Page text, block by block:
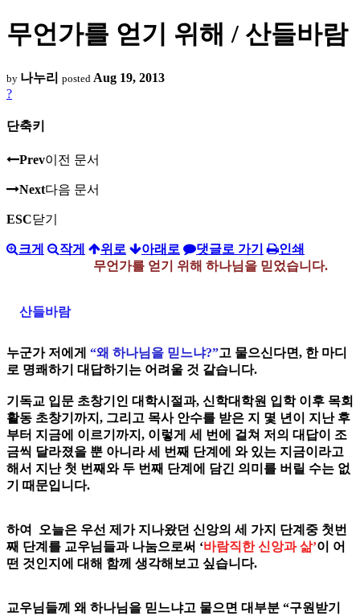
무언가를 얻기 위해 / 산들바람
by 나누리 posted Aug 19, 2013
?
단축키
Prev이전 문서
Next다음 문서
ESC닫기
크게 작게 위로 아래로 댓글로 가기
인쇄
무언가를 얻기 위해 하나님을 믿었습니다.
산들바람
누군가 저에게 “왜 하나님을 믿느냐?”고 물으신다면, 한 마디
로 명쾌하기 대답하기는 어려울 것 같습니다.
기독교 입문 초창기인 대학시절과, 신학대학원 입학 이후 목회
활동 초창기까지, 그리고 목사 안수를 받은 지 몇 년이 지난 후
부터 지금에 이르기까지, 이렇게 세 번에 걸쳐 저의 대답이 조
금씩 달라졌을 뿐 아니라 세 번째 단계에 와 있는 지금이라고
해서 지난 첫 번째와 두 번째 단계에 담긴 의미를 버릴 수는 없
기 때문입니다.
하여 오늘은 우선 제가 지나왔던 신앙의 세 가지 단계중 첫번
째 단계를 교우님들과 나눔으로써 ‘바람직한 신앙과 삶’이
어
떤 것인지에 대해 함께 생각해보고 싶습니다.
교우님들께 왜 하나님을 믿느냐고 물으면 대부분 “구원받기